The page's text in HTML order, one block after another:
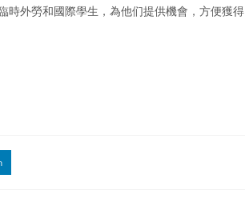
時外勞和國際學生，為他们提供機會，方便獲得